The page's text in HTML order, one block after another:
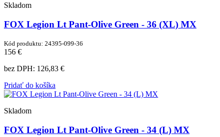
Skladom
FOX Legion Lt Pant-Olive Green - 36 (XL) MX
Kód produktu: 24395-099-36
156 €
bez DPH: 126,83 €
Pridať do košíka
Skladom
FOX Legion Lt Pant-Olive Green - 34 (L) MX